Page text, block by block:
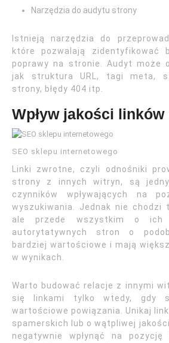
Narzędzia do audytu strony
Istnieją narzędzia do
które pozwalają zidentyfikować
poprawy na stronie. Audyt może
jak struktura URL, tagi meta,
strony, błędy 404 itp.
Wpływ jakości linków
SEO sklepu internetowego
Linki zwrotne, czyli odnośniki
strony z innych witryn, są
czynników wpływających na
wyszukiwania. Jednak nie chodzi
ale przede wszystkim o ich
autorytatywnych stron o
bardziej wartościowe i mają
w wynikach.
Warto budować relacje z innymi
się linkami tylko wtedy, gdy
wartościowe powiązania. Unikaj
spamerskich lub o wątpliwej
negatywnie wpłynąć na